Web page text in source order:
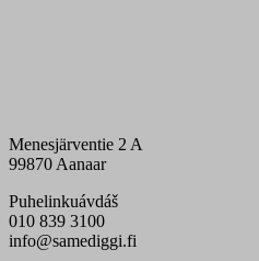
Menesjärventie 2 A
99870 Aanaar
Puhelinkuávdáš
010 839 3100
info@samediggi.fi